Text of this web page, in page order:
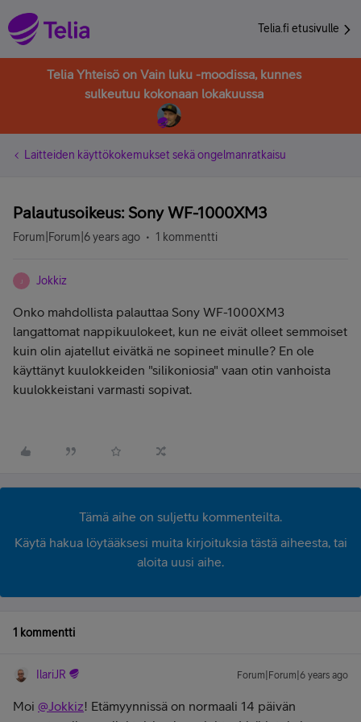
Telia.fi etusivulle
Telia Yhteisö on Vain luku -moodissa, kunnes
sulkeutuu kokonaan lokakuussa
Laitteiden käyttökokemukset sekä ongelmanratkaisu
Palautusoikeus: Sony WF-1000XM3
Forum|Forum|6 years ago 1 kommentti
J Jokkiz
Onko mahdollista palauttaa Sony WF-1000XM3
langattomat nappikuulokeet, kun ne eivät olleet semmoiset
kuin olin ajatellut eivätkä ne sopineet minulle? En ole
käyttänyt kuulokkeiden "silikoniosia" vaan otin vanhoista
kuulokkeistani varmasti sopivat.
Tämä aihe on suljettu kommenteilta.
Käytä hakua löytääksesi muita kirjoituksia tästä aiheesta, tai
aloita uusi aihe.
1 kommentti
IlariJR Forum|Forum|6 years ago
Moi @Jokkiz! Etämyynnissä on normaali 14 päivän